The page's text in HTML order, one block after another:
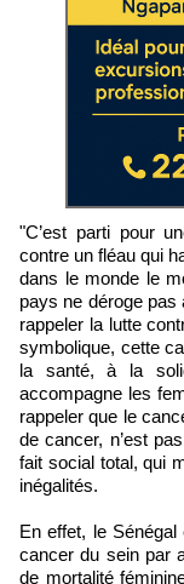
"C’est parti pour une période de communication et d’actions
contre un fléau qui
dans le monde le
pays ne déroge pas
rappeler la lutte
symbolique, cette
la santé, à la
accompagne les
rappeler que le
de cancer, n’est
fait social total, qui
inégalités.
En effet, le
cancer du sein par
de mortalité